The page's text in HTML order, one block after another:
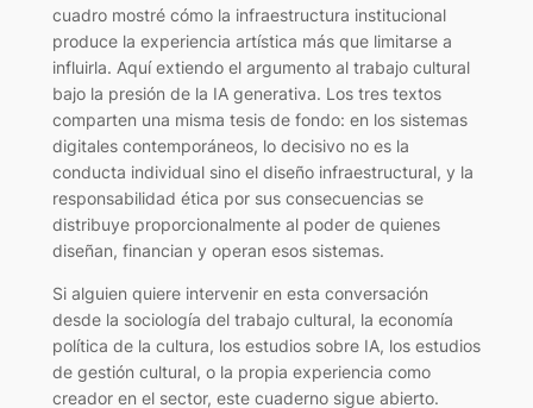
cuadro mostré cómo la infraestructura institucional
produce la experiencia artística más que limitarse a
influirla. Aquí extiendo el argumento al trabajo cultural
bajo la presión de la IA generativa. Los tres textos
comparten una misma tesis de fondo: en los sistemas
digitales contemporáneos, lo decisivo no es la
conducta individual sino el diseño infraestructural, y la
responsabilidad ética por sus consecuencias se
distribuye proporcionalmente al poder de quienes
diseñan, financian y operan esos sistemas.
Si alguien quiere intervenir en esta conversación
desde la sociología del trabajo cultural, la economía
política de la cultura, los estudios sobre IA, los estudios
de gestión cultural, o la propia experiencia como
creador en el sector, este cuaderno sigue abierto.